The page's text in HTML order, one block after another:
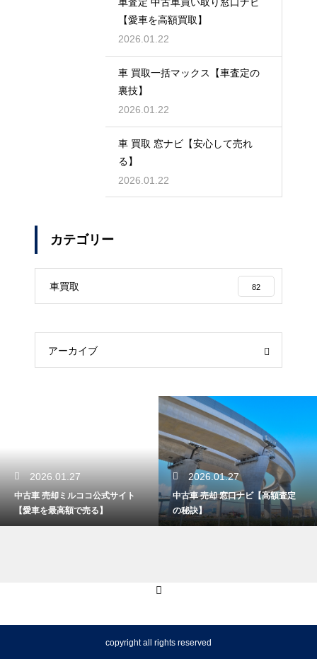
車査定 中古車買い取り窓口ナビ
【愛車を高額買取】
2026.01.22
車 買取一括マックス【車査定の
裏技】
2026.01.22
車 買取 窓ナビ【安心して売れ
る】
2026.01.22
カテゴリー
車買取 82
アーカイブ
2026.01.27
中古車 売却 窓口ナビ【高額査定
の秘訣】
2026.01.27
中古車売却 買取一括査定特選ベス
ト【査定を徹底比較】
copyright all rights reserved